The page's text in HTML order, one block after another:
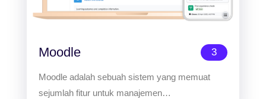
Moodle 3
Moodle adalah sebuah sistem yang memuat
sejumlah fitur untuk manajemen…